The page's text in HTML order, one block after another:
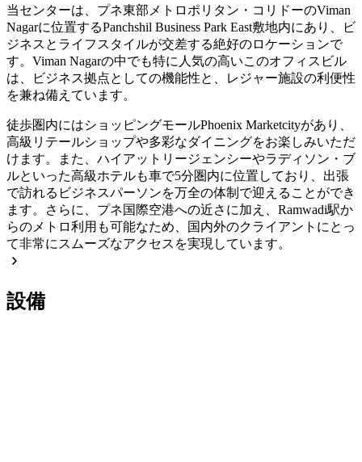
当センターは、プネ東部メトロポリタン・コリドーのViman
Nagarに位置するPanchshil Business Park East敷地内にあり、ビ
ジネスとライフスタイルが交差する絶好のロケーションで
す。Viman Nagarの中でも特に人気の高いこのオフィスビル
は、ビジネス拠点としての機能性と、レジャー施設の利便性
を兼ね備えています。
徒歩圏内にはショッピングモールPhoenix Marketcityがあり、
高級リテールショップや多彩なダイニングをお楽しみいただ
けます。また、ハイアットリージェンシーやラディソン・ブ
ルといった高級ホテルも車で5分圏内に位置しており、出張
で訪れるビジネスパーソンを万全の体制で迎えることができ
ます。さらに、プネ国際空港への近さに加え、Ramwadi駅か
らのメトロ利用も可能なため、国内外のクライアントにとっ
て非常にスムーズなアクセスを実現しています。
設備